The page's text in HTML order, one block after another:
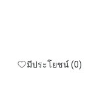
มีประโยชน์ (0)